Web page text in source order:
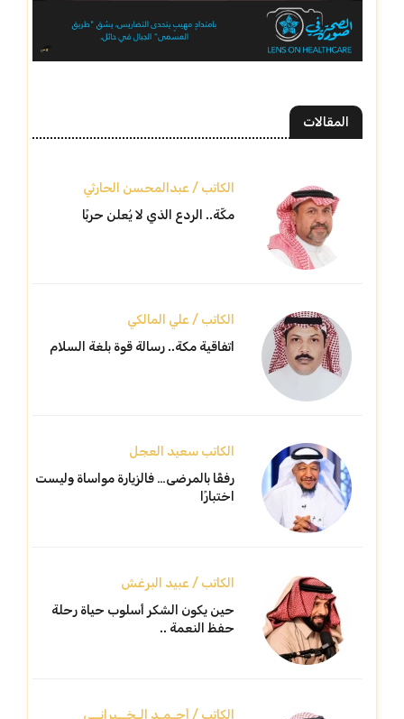
المقالات
الكاتب / عبدالمحسن الحارثي
مكّة.. الردع الذي لا يُعلن حربًا
الكاتب / علي المالكي
اتفاقية مكة.. رسالة قوة بلغة السلام
الكاتب سعيد العجل
رفقًا بالمرضى… فالزيارة مواساة وليست
اختبارًا
الكاتب / عبيد البرغش
حين يكون الشكر أسلوب حياة رحلة
حفظ النعمة ..
الكاتب / أحـمـد الـخــبرانــي